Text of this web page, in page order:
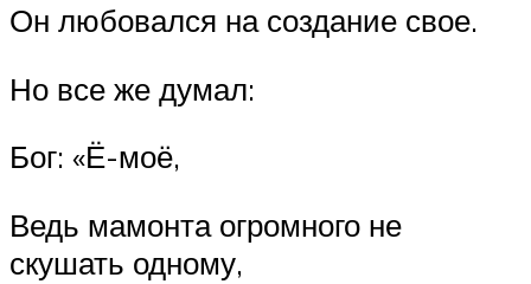
Он любовался на создание свое.
Но все же думал:
Бог: «Ё-моё,
Ведь мамонта огромного не
скушать одному,